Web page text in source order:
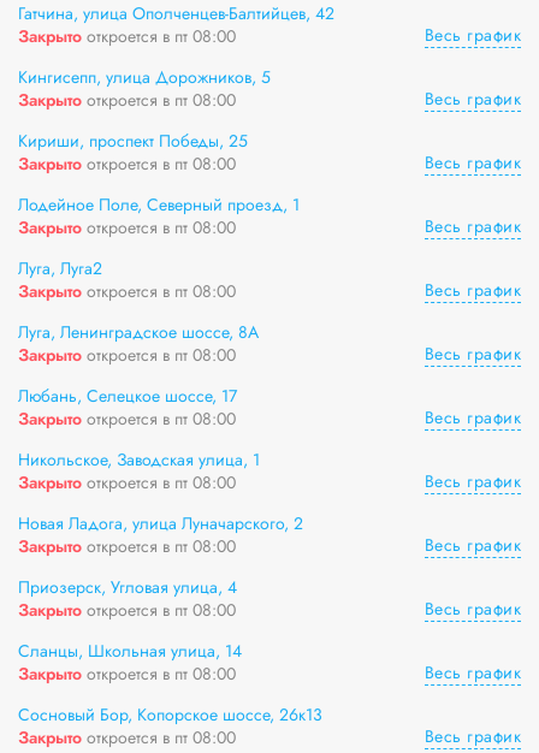
Гатчина, улица Ополченцев-Балтийцев, 42
Закрыто откроется в пт 08:00
Весь график
Кингисепп, улица Дорожников, 5
Закрыто откроется в пт 08:00
Весь график
Кириши, проспект Победы, 25
Закрыто откроется в пт 08:00
Весь график
Лодейное Поле, Северный проезд, 1
Закрыто откроется в пт 08:00
Весь график
Луга, Луга2
Закрыто откроется в пт 08:00
Весь график
Луга, Ленинградское шоссе, 8А
Закрыто откроется в пт 08:00
Весь график
Любань, Селецкое шоссе, 17
Закрыто откроется в пт 08:00
Весь график
Никольское, Заводская улица, 1
Закрыто откроется в пт 08:00
Весь график
Новая Ладога, улица Луначарского, 2
Закрыто откроется в пт 08:00
Весь график
Приозерск, Угловая улица, 4
Закрыто откроется в пт 08:00
Весь график
Сланцы, Школьная улица, 14
Закрыто откроется в пт 08:00
Весь график
Сосновый Бор, Копорское шоссе, 26к13
Закрыто откроется в пт 08:00
Весь график